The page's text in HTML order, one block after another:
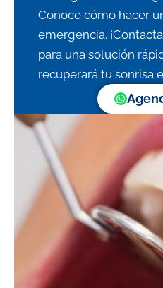
Conoce cómo hacer
emergencia.
para una solución
recuperará tu sonrisa